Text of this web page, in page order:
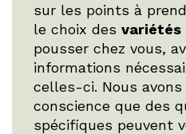
sur les points à
le choix des variétés
pousser chez vous,
informations
celles-ci. Nous
conscience que des
spécifiques peuvent